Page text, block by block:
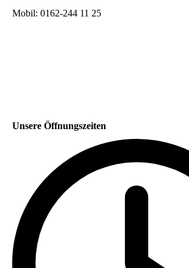
Mobil: 0162-244 11 25
Unsere Öffnungszeiten